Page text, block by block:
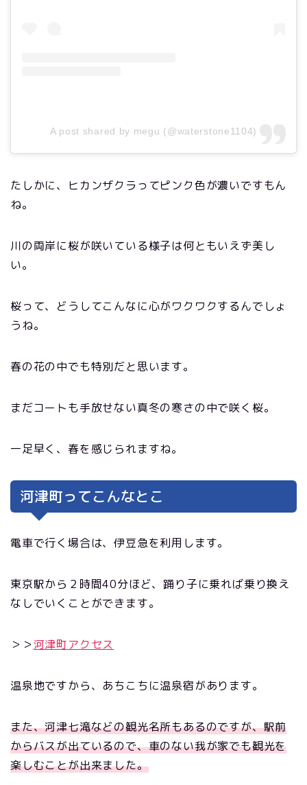
A post shared by megu (@waterstone1104)
たしかに、ヒカンザクラってピンク色が濃いですもん
ね。
川の両岸に桜が咲いている様子は何ともいえず美し
い。
桜って、どうしてこんなに心がワクワクするんでしょ
うね。
春の花の中でも特別だと思います。
まだコートも手放せない真冬の寒さの中で咲く桜。
一足早く、春を感じられますね。
河津町ってこんなとこ
電車で行く場合は、伊豆急を利用します。
東京駅から２時間40分ほど、踊り子に乗れば乗り換え
なしでいくことができます。
＞＞河津町アクセス
温泉地ですから、あちこちに温泉宿があります。
また、河津七滝などの観光名所もあるのですが、駅前
からバスが出ているので、車のない我が家でも観光を
楽しむことが出来ました。